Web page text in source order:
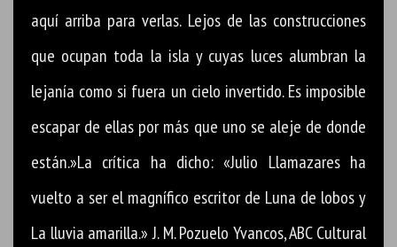
aquí arriba para verlas. Lejos de las construcciones
que ocupan toda la isla y cuyas luces alumbran la
lejanía como si fuera un cielo invertido. Es imposible
escapar de ellas por más que uno se aleje de donde
están.»La crítica ha dicho: «Julio Llamazares ha
vuelto a ser el magnífico escritor de Luna de lobos y
La lluvia amarilla.» J. M. Pozuelo Yvancos, ABC Cultural